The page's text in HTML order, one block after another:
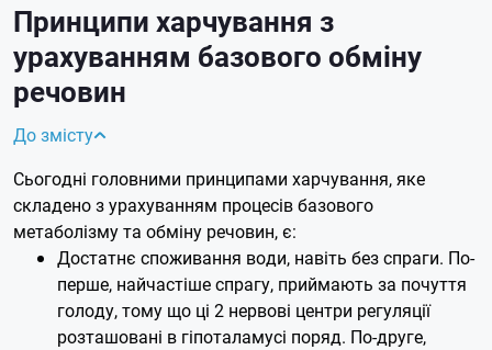
Принципи харчування з
урахуванням базового обміну
речовин
До змісту
Сьогодні головними принципами харчування, яке
складено з урахуванням процесів базового
метаболізму та обміну речовин, є:
Достатнє споживання води, навіть без спраги. По-
перше, найчастіше спрагу, приймають за почуття
голоду, тому що ці 2 нервові центри регуляції
розташовані в гіпоталамусі поряд. По-друге,